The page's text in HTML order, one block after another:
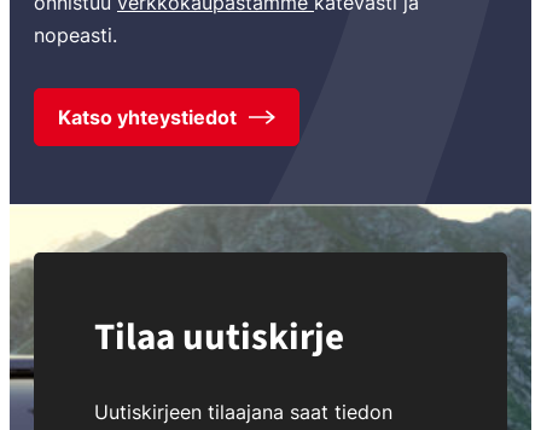
nopeasti.
Katso yhteystiedot
Tilaa uutiskirje
Uutiskirjeen tilaajana saat tiedon